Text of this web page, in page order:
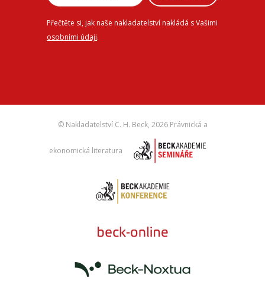
Přečtěte si, jak naše nakladatelství nakládá s Vašimi
osobními údaji.
© Nakladatelství C. H. Beck, 2026 Právnická a
ekonomická literatura